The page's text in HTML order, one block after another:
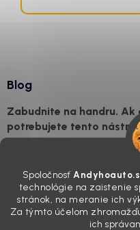
Spoločnosť
technológie na zaistenie
stránok, na meranie ich
Za týmto účelom
ich
Blog
Zabudnite na handru.
potrebujete tento nástroj
„upratanom“ aute, no pri
mriežkach ventilácie, okolo
drzo pozerá prach. Handra
Detailing nemusí stáť